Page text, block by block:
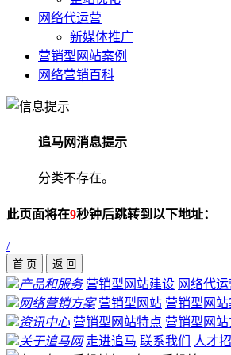
网络代运营
新媒体推广
营销型网站案例
网络营销百科
追马网消息提示
分类不存在。
此页面将在9秒钟后跳转到以下地址：
/
产品和服务 营销型网站建设 网络代运
网络营销方案 营销型网站 营销型网站
资讯中心 营销型网站特点 营销型网
关于追马网 走进追马 联系我们 人才